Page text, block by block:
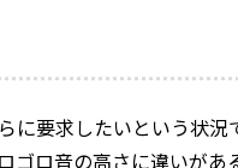
に要求したいという状
ゴロ音の高さに違いが